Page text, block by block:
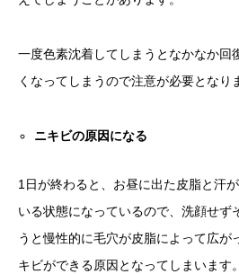
一度色素沈着してしまうとなかなか回
くなってしまうので注意が必要となり
ニキビの原因になる
1日が終わると、お昼に出た皮脂と汗
いる状態になっているので、洗顔せず
うと慢性的に毛穴が皮脂によって広が
キビができる原因となってしまいます。